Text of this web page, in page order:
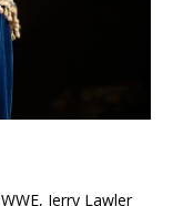
Jerry Lawler